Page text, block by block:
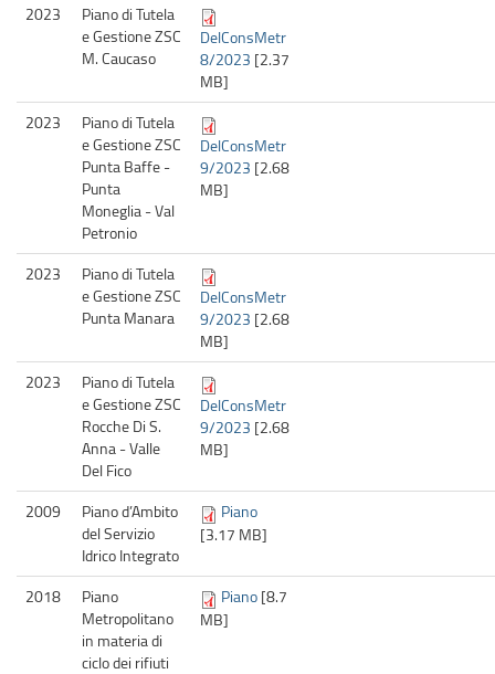
2023
Piano di Tutela
e Gestione ZSC
M. Caucaso
DelConsMetr
8/2023 [2.37
MB]
2023
Piano di Tutela
e Gestione ZSC
Punta Baffe -
Punta
Moneglia - Val
Petronio
DelConsMetr
9/2023 [2.68
MB]
2023
Piano di Tutela
e Gestione ZSC
Punta Manara
DelConsMetr
9/2023 [2.68
MB]
2023
Piano di Tutela
e Gestione ZSC
Rocche Di S.
Anna - Valle
Del Fico
DelConsMetr
9/2023 [2.68
MB]
2009
Piano d’Ambito
del Servizio
Idrico Integrato
Piano
[3.17 MB]
2018
Piano
Metropolitano
in materia di
ciclo dei rifiuti
Piano [8.7
MB]